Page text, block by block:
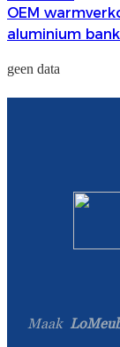
OEM
aluminium
geen data
Maak